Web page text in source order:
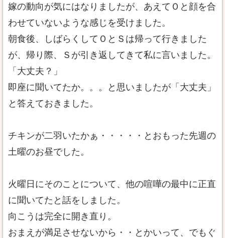
嫁の動向が気にはなりましたが、あえてＯと顔を合
わせていないような感じを受けました。
朝食後、しばらくしてＯとＳは帰って行きました
が、帰り際、Ｓが引き返してきて私に言いました。
「大丈夫？」
即座に聞いてたか。。。と思いましたが「大丈夫」
と答えておきました。
チキンが二羽いたかぁ・・・・・とおもった先週の
土曜のお昼でした。
火曜日にそのことについて、他の喧嘩の最中に正直
に聞いてたと話をしました。
向こうは完全に開き直り。
おまえが満足させないから・・とかいって、でもぐ